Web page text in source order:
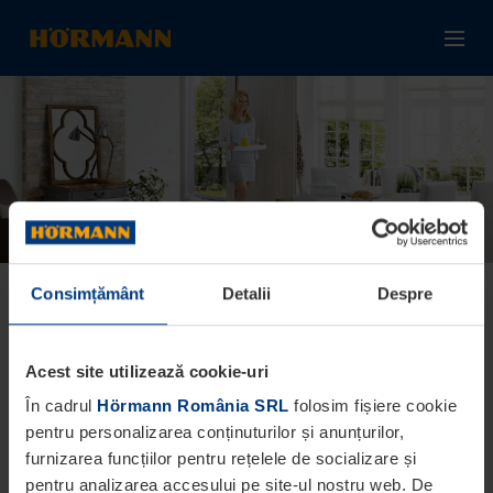
Consimțământ Detalii Despre
Acest site utilizează cookie-uri
În cadrul Hörmann România SRL folosim fișiere cookie
pentru personalizarea conținuturilor și anunțurilor,
furnizarea funcțiilor pentru rețelele de socializare și
pentru analizarea accesului pe site-ul nostru web. De
TestTip
Test 12345
Share:
FILTER1